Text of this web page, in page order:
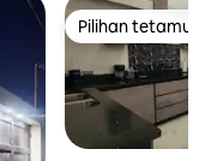
Pilihan tetamu
Pilihan tetamu